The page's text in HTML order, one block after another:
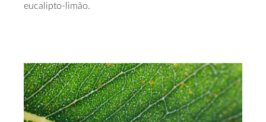
eucalipto-limão.